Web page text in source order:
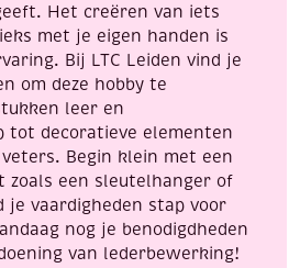
Het creëren van iets
met je eigen handen is
Bij LTC Leiden vind je
om deze hobby te
leer en
tot decoratieve elementen
Begin klein met een
zoals een sleutelhanger of
je vaardigheden stap voor
nog je benodigdheden
van lederbewerking!